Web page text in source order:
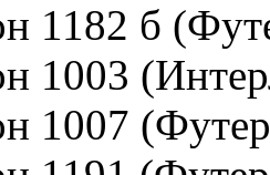
1182 б
1003
1007